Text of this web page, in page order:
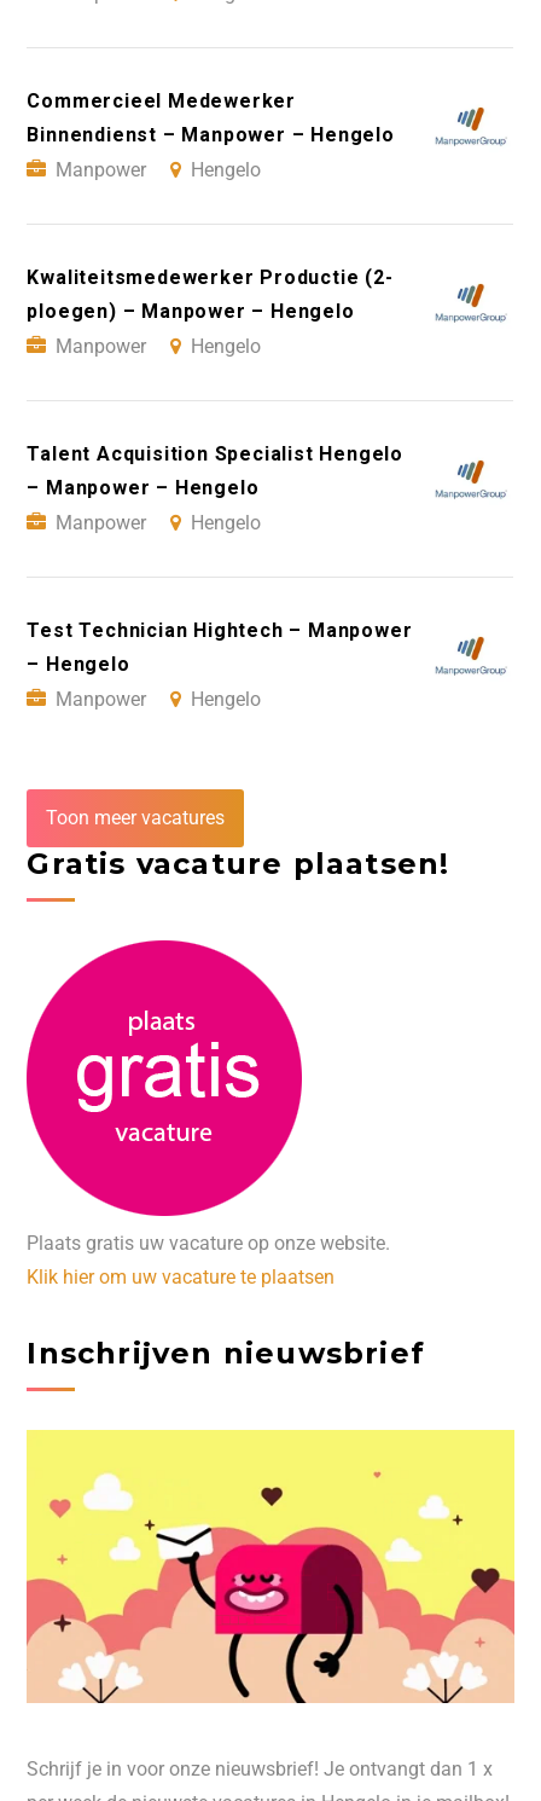
Commercieel Medewerker
Binnendienst – Manpower – Hengelo
Manpower
Hengelo
Kwaliteitsmedewerker Productie (2-
ploegen) – Manpower – Hengelo
Manpower
Hengelo
Talent Acquisition Specialist Hengelo
– Manpower – Hengelo
Manpower
Hengelo
Test Technician Hightech – Manpower
– Hengelo
Manpower
Hengelo
Toon meer vacatures
Gratis vacature plaatsen!
Plaats gratis uw vacature op onze website.
Klik hier om uw vacature te plaatsen
Inschrijven nieuwsbrief
Schrijf je in voor onze nieuwsbrief! Je ontvangt dan 1 x